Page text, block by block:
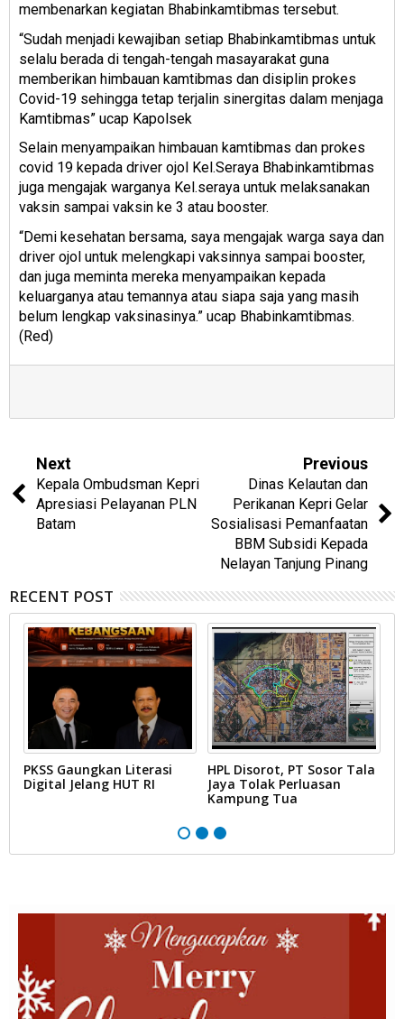
membenarkan kegiatan Bhabinkamtibmas tersebut.
“Sudah menjadi kewajiban setiap Bhabinkamtibmas untuk
selalu berada di tengah-tengah masayarakat guna
memberikan himbauan kamtibmas dan disiplin prokes
Covid-19 sehingga tetap terjalin sinergitas dalam menjaga
Kamtibmas” ucap Kapolsek
Selain menyampaikan himbauan kamtibmas dan prokes
covid 19 kepada driver ojol Kel.Seraya Bhabinkamtibmas
juga mengajak warganya Kel.seraya untuk melaksanakan
vaksin sampai vaksin ke 3 atau booster.
“Demi kesehatan bersama, saya mengajak warga saya dan
driver ojol untuk melengkapi vaksinnya sampai booster,
dan juga meminta mereka menyampaikan kepada
keluarganya atau temannya atau siapa saja yang masih
belum lengkap vaksinasinya.” ucap Bhabinkamtibmas.
(Red)
Next
Kepala Ombudsman Kepri
Apresiasi Pelayanan PLN
Batam
Previous
Dinas Kelautan dan
Perikanan Kepri Gelar
Sosialisasi Pemanfaatan
BBM Subsidi Kepada
Nelayan Tanjung Pinang
RECENT POST
PKSS Gaungkan Literasi
Digital Jelang HUT RI
HPL Disorot, PT Sosor Tala
Jaya Tolak Perluasan
Kampung Tua